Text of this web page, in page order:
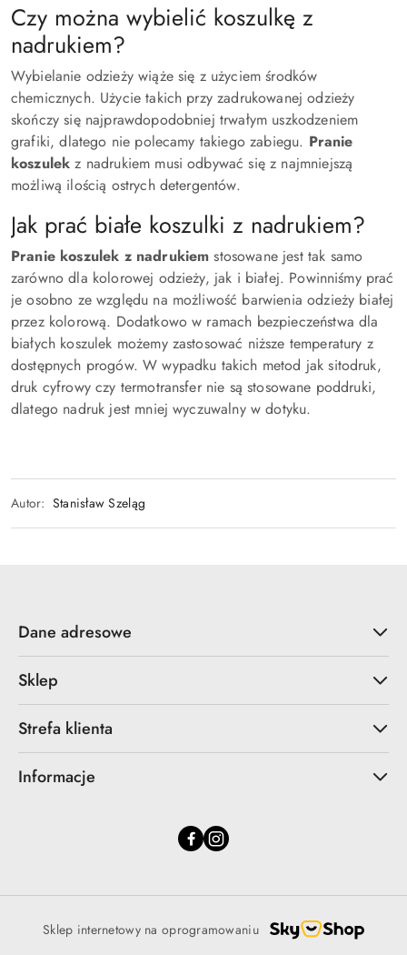
Czy można wybielić koszulkę z
nadrukiem?
Wybielanie odzieży wiąże się z użyciem środków
chemicznych. Użycie takich przy zadrukowanej odzieży
skończy się najprawdopodobniej trwałym uszkodzeniem
grafiki, dlatego nie polecamy takiego zabiegu. Pranie
koszulekz nadrukiem musi odbywać się z najmniejszą
możliwą ilością ostrych detergentów.
Jak prać białe koszulki z nadrukiem?
Pranie koszulek z nadrukiem stosowane jest tak samo
zarówno dla kolorowej odzieży, jak i białej. Powinniśmy prać
je osobno ze względu na możliwość barwienia odzieży białej
przez kolorową. Dodatkowo w ramach bezpieczeństwa dla
białych koszulek możemy zastosować niższe temperatury z
dostępnych progów. W wypadku takich metod jak sitodruk,
druk cyfrowy czy termotransfer nie są stosowane poddruki,
dlatego nadruk jest mniej wyczuwalny w dotyku.
Autor: Stanisław Szeląg
Dane adresowe
Sklep
Strefa klienta
Informacje
Sklep internetowy na oprogramowaniu